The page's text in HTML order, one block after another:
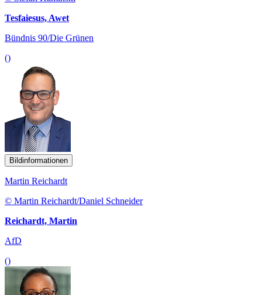
Tesfaiesus, Awet
Bündnis 90/Die Grünen
()
Bildinformationen
Martin Reichardt
© Martin Reichardt/Daniel Schneider
Reichardt, Martin
AfD
()